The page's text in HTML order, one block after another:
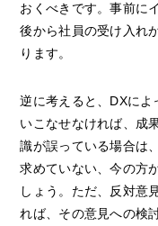
おくべきです。事前に
後から社員の受け入れ
ります。
逆に考えると、DXに
いこなせなければ、成
識が誤っている場合は
求めていない、今の方
しょう。ただ、反対意
れば、その意見への検